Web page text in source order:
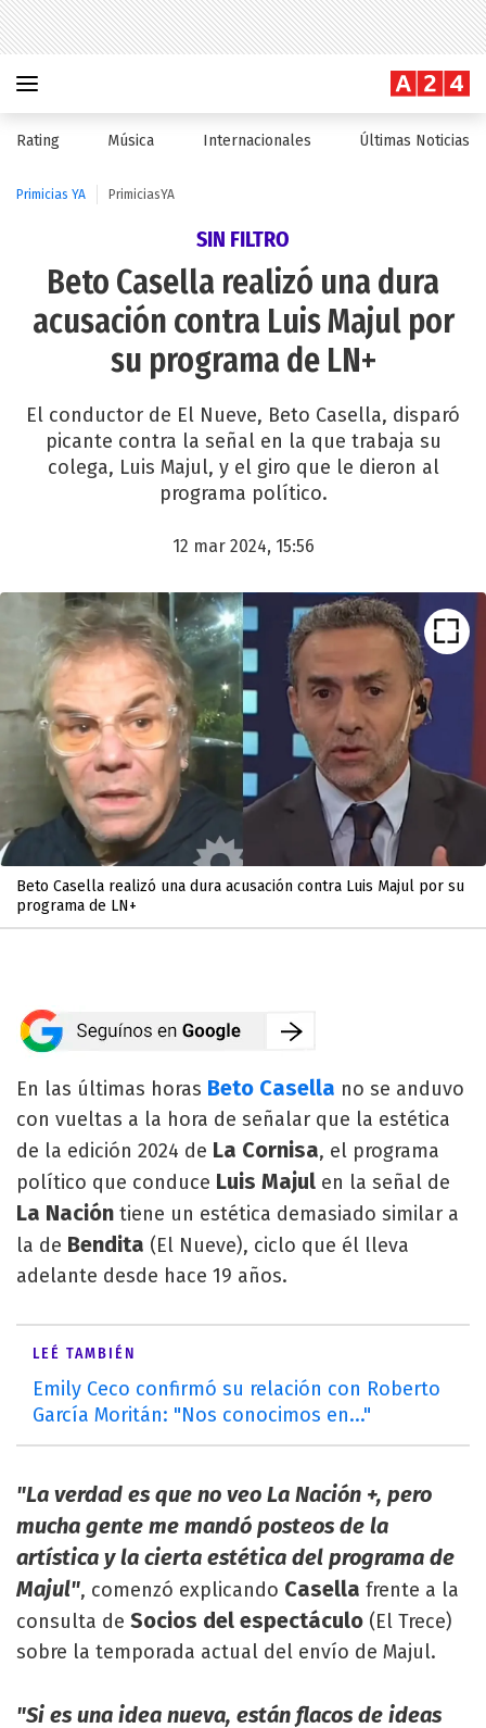
Rating Música Internacionales Últimas Noticias
Primicias YA PrimiciasYA
SIN FILTRO
Beto Casella realizó una dura
acusación contra Luis Majul por
su programa de LN+
El conductor de El Nueve, Beto Casella, disparó
picante contra la señal en la que trabaja su
colega, Luis Majul, y el giro que le dieron al
programa político.
12 mar 2024, 15:56
Beto Casella realizó una dura acusación contra Luis Majul por su
programa de LN+
En las últimas horas Beto Casella no se anduvo
con vueltas a la hora de señalar que la estética
de la edición 2024 de La Cornisa, el programa
político que conduce Luis Majul en la señal de
La Nación tiene un estética demasiado similar a
la de Bendita (El Nueve), ciclo que él lleva
adelante desde hace 19 años.
LEÉ TAMBIÉN
Emily Ceco confirmó su relación con Roberto
García Moritán: "Nos conocimos en..."
"La verdad es que no veo La Nación +, pero
mucha gente me mandó posteos de la
artística y la cierta estética del programa de
Majul", comenzó explicando Casella frente a la
consulta de Socios del espectáculo (El Trece)
sobre la temporada actual del envío de Majul.
"Si es una idea nueva, están flacos de ideas